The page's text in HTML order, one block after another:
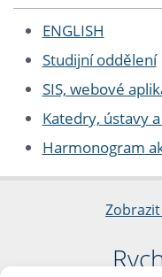
ENGLISH
Studijní oddělení
SIS, webové
Katedry, ústavy
Harmonogram